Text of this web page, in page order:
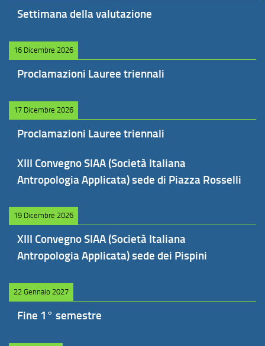
Settimana della valutazione
16 Dicembre 2026
Proclamazioni Lauree triennali
17 Dicembre 2026
Proclamazioni Lauree triennali
XIII Convegno SIAA (Società Italiana
Antropologia Applicata) sede di Piazza Rosselli
19 Dicembre 2026
XIII Convegno SIAA (Società Italiana
Antropologia Applicata) sede dei Pispini
22 Gennaio 2027
Fine 1° semestre